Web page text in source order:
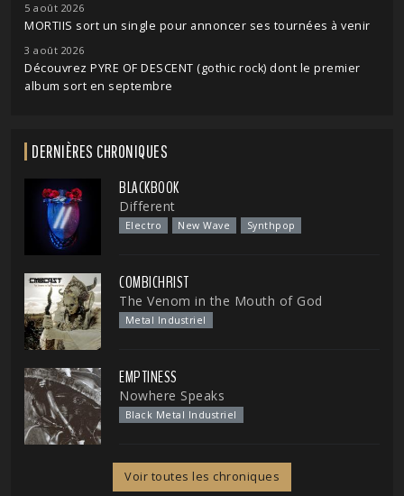
5 août 2026
MORTIIS sort un single pour annoncer ses tournées à venir
3 août 2026
Découvrez PYRE OF DESCENT (gothic rock) dont le premier
album sort en septembre
DERNIÈRES CHRONIQUES
BLACKBOOK
Different
Electro New Wave Synthpop
COMBICHRIST
The Venom in the Mouth of God
Metal Industriel
EMPTINESS
Nowhere Speaks
Black Metal Industriel
Voir toutes les chroniques